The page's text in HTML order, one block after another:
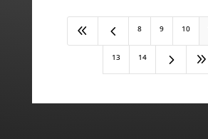
8 4 8 9 10
13 14 5 9